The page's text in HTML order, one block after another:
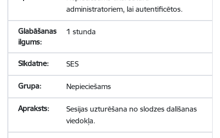
administratoriem, lai autentificētos.
1 stunda
SES
Nepieciešams
Sesijas uzturēšana no slodzes dalīšanas
viedokļa.